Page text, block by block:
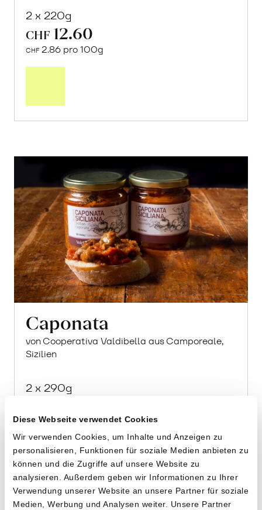
Diese Webseite verwendet Cookies
Wir verwenden Cookies, um Inhalte und Anzeigen zu
personalisieren, Funktionen für soziale Medien anbieten zu
können und die Zugriffe auf unsere Website zu
analysieren. Außerdem geben wir Informationen zu Ihrer
Verwendung unserer Website an unsere Partner für soziale
Medien, Werbung und Analysen weiter. Unsere Partner
2 x 220g
CHF 12.60
CHF 2.86 pro 100g
Caponata
von Cooperativa Valdibella aus Camporeale,
Sizilien
2 x 290g
CHF2.97 pro 100g
den
Warenkorb